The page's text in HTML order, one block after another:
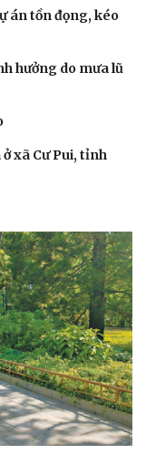
án tồn đọng, kéo
hưởng do mưa lũ
xã Cư Pui, tỉnh